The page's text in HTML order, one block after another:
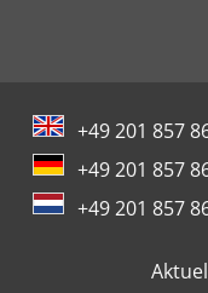
+49 201 857
+49 201 857
+49 201 857